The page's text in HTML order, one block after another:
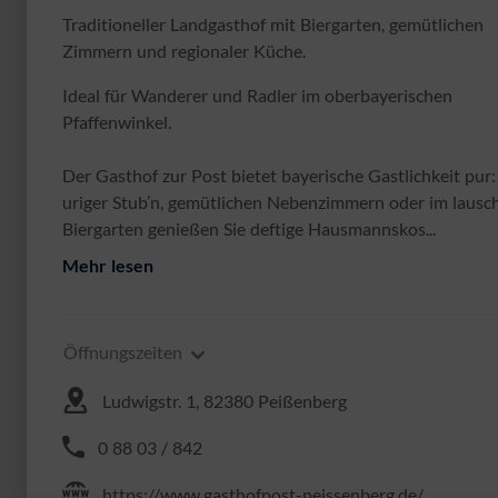
Traditioneller Landgasthof mit Biergarten, gemütlichen
Zimmern und regionaler Küche.
Ideal für Wanderer und Radler im oberbayerischen
Pfaffenwinkel.
Der Gasthof zur Post bietet bayerische Gastlichkeit
uriger Stub’n, gemütlichen Nebenzimmern oder im
Biergarten genießen Sie deftige Hausmannskos...
Mehr lesen
Öffnungszeiten
Ludwigstr. 1, 82380 Peißenberg
0 88 03 / 842